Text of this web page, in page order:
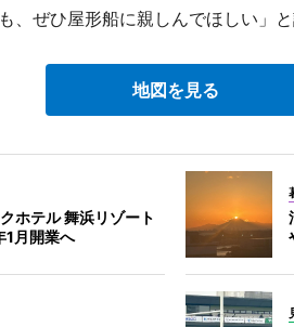
、ぜひ屋形船に親しんでほしい」と
地図を見る
ホテル 舞浜リゾート
月開業へ